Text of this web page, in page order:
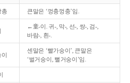
총 큰말은 ‘껑충껑충’임.
←童-이. 귀-, 막-, 선-, 쌍-, 검-,
바람-, 흰-.
센말은 ‘빨가숭이’, 큰말은
‘벌거숭이, 뻘거숭이’임.